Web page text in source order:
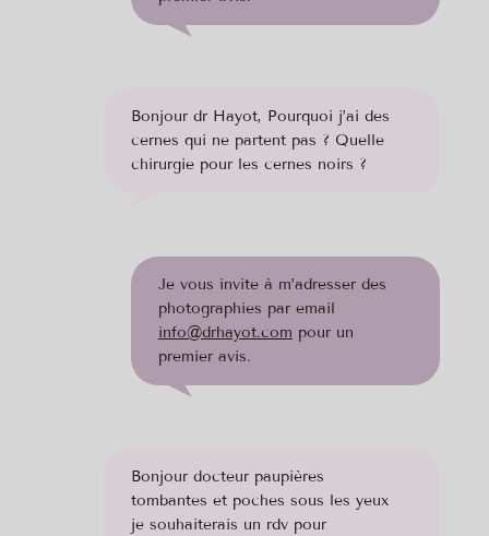
Bonjour dr Hayot, Pourquoi j’ai des
cernes qui ne partent pas ? Quelle
chirurgie pour les cernes noirs ?
Je vous invite à m’adresser des
photographies par email
info@drhayot.com pour un
premier avis.
Bonjour docteur paupières
tombantes et poches sous les yeux
je souhaiterais un rdv pour